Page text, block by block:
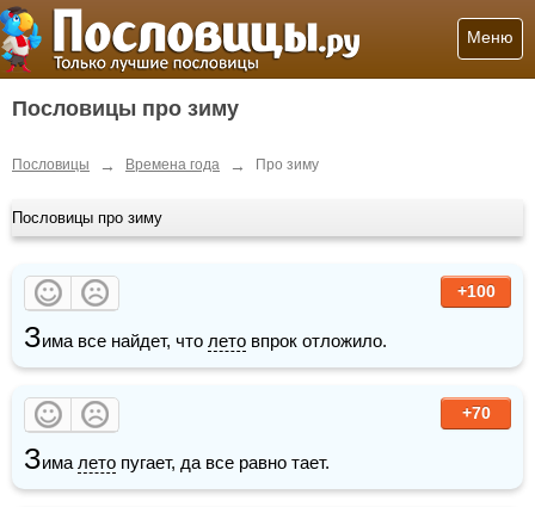
Меню
Пословицы про зиму
Пословицы → Времена года → Про зиму
Пословицы про зиму
+100
Зима все найдет, что лето впрок отложило.
+70
Зима лето пугает, да все равно тает.